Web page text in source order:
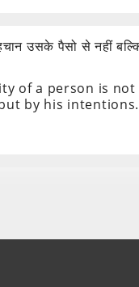
उसके पैसो से नहीं
of a person is
by his intentions.